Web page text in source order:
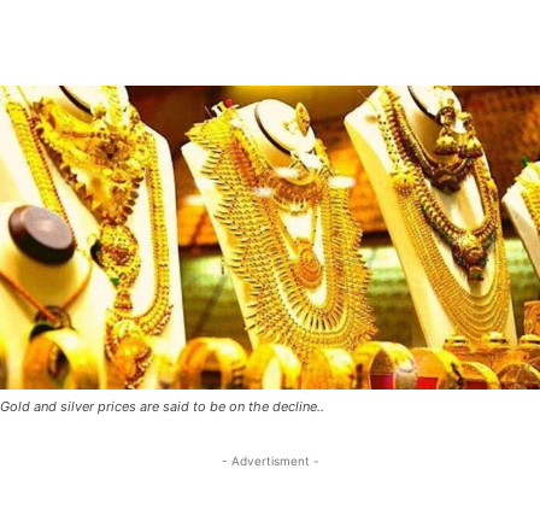
Gold and silver prices are said to be on the decline..
- Advertisment -